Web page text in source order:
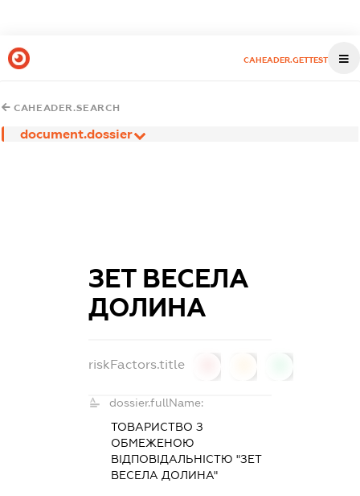
CAHEADER.GETTEST
CAHEADER.SEARCH
document.dossier
ЗЕТ ВЕСЕЛА
ДОЛИНА
riskFactors.title
dossier.fullName:
ТОВАРИСТВО З
ОБМЕЖЕНОЮ
ВІДПОВІДАЛЬНІСТЮ "ЗЕТ
ВЕСЕЛА ДОЛИНА"